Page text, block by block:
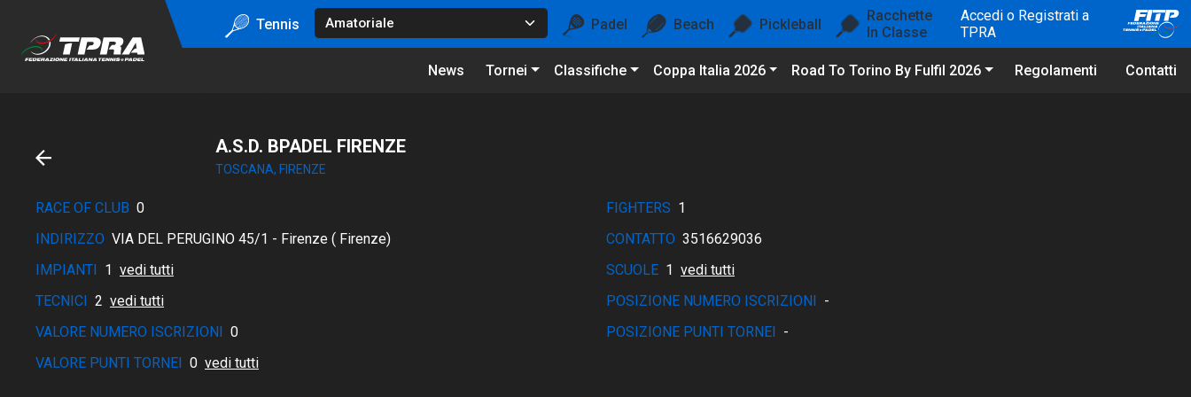
Tennis Padel Beach Pickleball
Racchette
In Classe
Accedi o Registrati a
TPRA
News Tornei Classifiche Coppa Italia 2026 Road To Torino By Fulfil 2026 Regolamenti Contatti
A.S.D. BPADEL FIRENZE
TOSCANA, FIRENZE
RACE OF CLUB 0 FIGHTERS 1
INDIRIZZO VIA DEL PERUGINO 45/1 - Firenze ( Firenze) CONTATTO 3516629036
IMPIANTI 1 vedi tutti SCUOLE 1 vedi tutti
TECNICI 2 vedi tutti POSIZIONE NUMERO ISCRIZIONI -
VALORE NUMERO ISCRIZIONI 0 POSIZIONE PUNTI TORNEI -
VALORE PUNTI TORNEI 0 vedi tutti